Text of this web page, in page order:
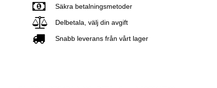
Säkra betalningsmetoder
Delbetala, välj din avgift
Snabb leverans från vårt lager